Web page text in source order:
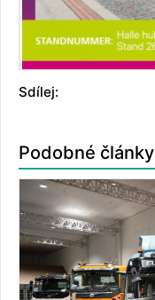
Sdílej:
Podobné články